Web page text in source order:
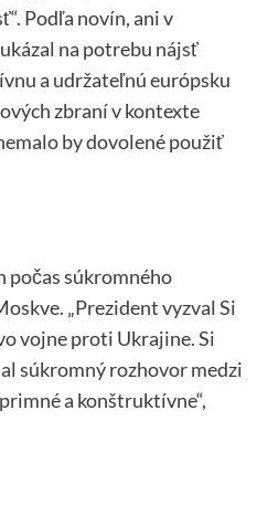
Podľa novín, ani v
na potrebu nájsť
a udržateľnú európsku
zbraní v kontexte
by dovolené použiť
počas súkromného
„Prezident vyzval Si
vojne proti Ukrajine. Si
súkromný rozhovor medzi
a konštruktívne“,